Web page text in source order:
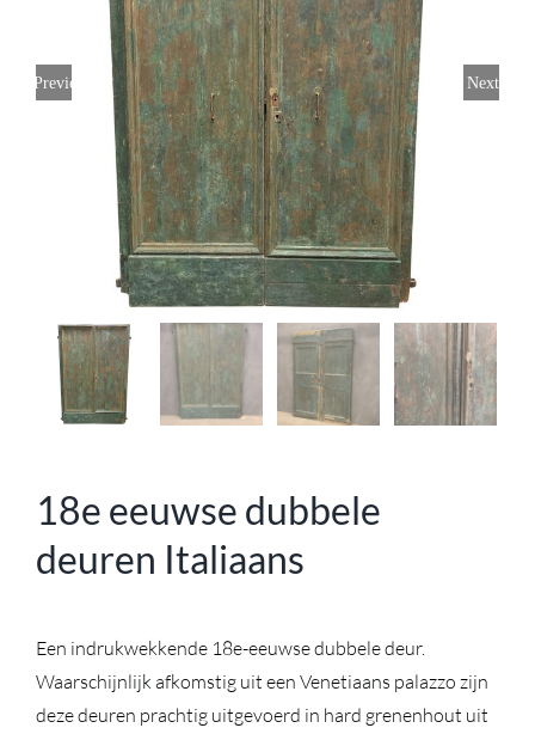
Previous Next
18e eeuwse dubbele
deuren Italiaans
Een indrukwekkende 18e-eeuwse dubbele deur.
Waarschijnlijk afkomstig uit een Venetiaans palazzo zijn
deze deuren prachtig uitgevoerd in hard grenenhout uit